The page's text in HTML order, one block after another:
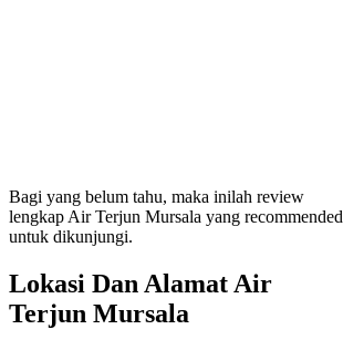
Bagi yang belum tahu, maka inilah review
lengkap Air Terjun Mursala yang recommended
untuk dikunjungi.
Lokasi Dan Alamat Air
Terjun Mursala